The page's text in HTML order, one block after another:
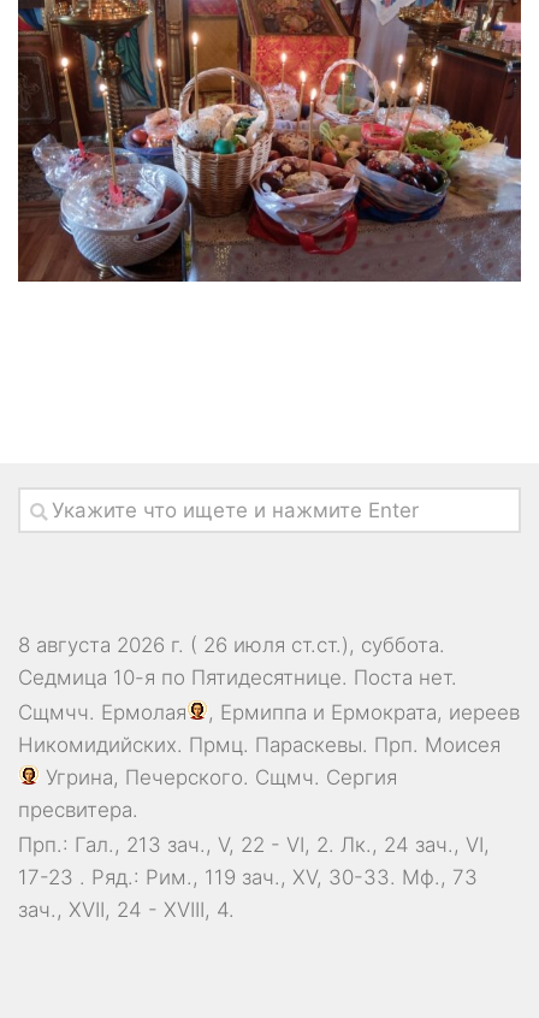
8 августа 2026 г. ( 26 июля ст.ст.), суббота.
Седмица 10-я по Пятидесятнице. Поста нет.
Сщмчч. Ермолая , Ермиппа и Ермократа, иереев
Никомидийских. Прмц. Параскевы. Прп. Моисея
Угрина, Печерского. Сщмч. Сергия
пресвитера.
Прп.: Гал., 213 зач., V, 22 - VI, 2. Лк., 24 зач., VI,
17-23 . Ряд.: Рим., 119 зач., XV, 30-33. Мф., 73
зач., XVII, 24 - XVIII, 4.